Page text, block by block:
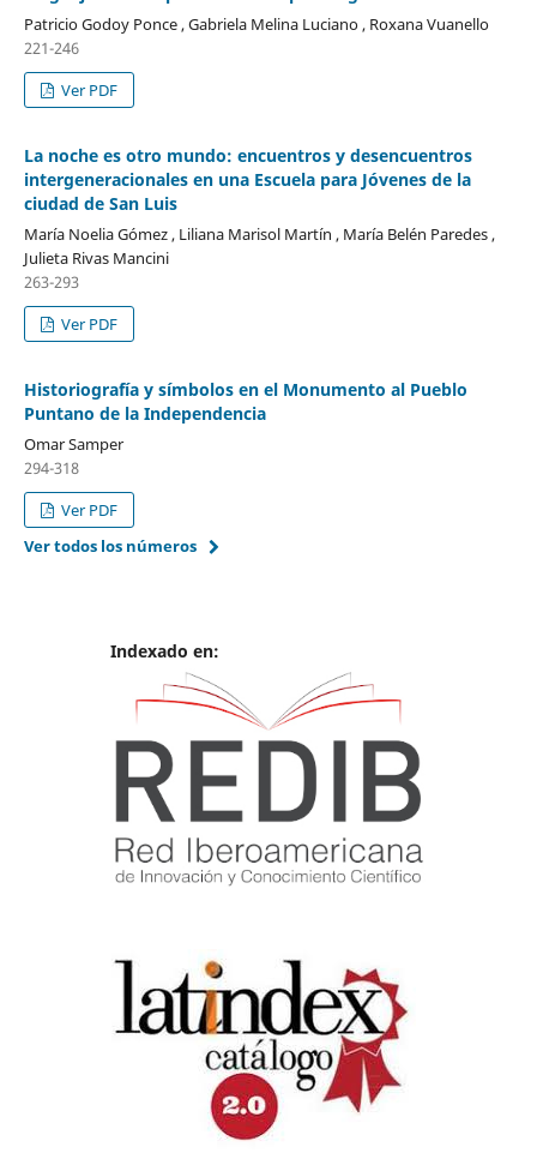
Patricio Godoy Ponce , Gabriela Melina Luciano , Roxana Vuanello
221-246
Ver PDF
La noche es otro mundo: encuentros y desencuentros
intergeneracionales en una Escuela para Jóvenes de la
ciudad de San Luis
María Noelia Gómez , Liliana Marisol Martín , María Belén Paredes ,
Julieta Rivas Mancini
263-293
Ver PDF
Historiografía y símbolos en el Monumento al Pueblo
Puntano de la Independencia
Omar Samper
294-318
Ver PDF
Ver todos los números
Indexado en: